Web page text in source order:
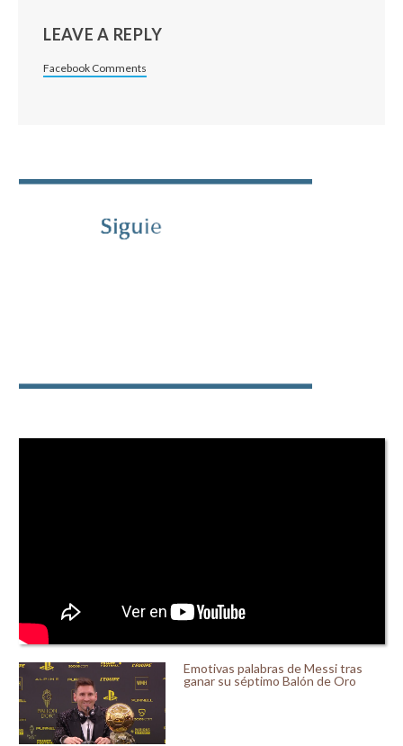
LEAVE A REPLY
Facebook Comments
Emotivas palabras de Messi tras
ganar su séptimo Balón de Oro